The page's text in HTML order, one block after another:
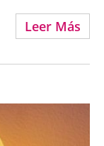
Leer Más